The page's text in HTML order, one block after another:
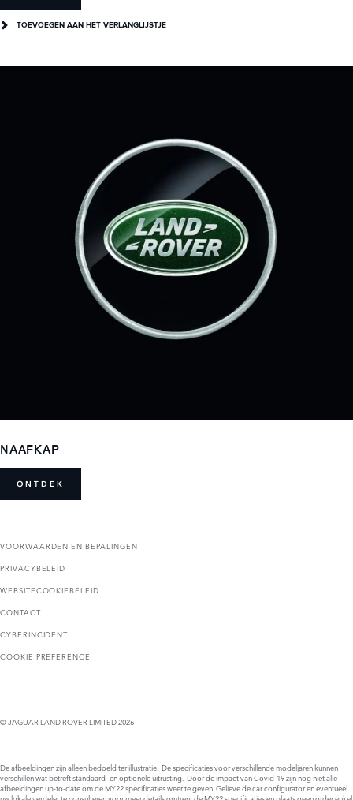
TOEVOEGEN AAN HET VERLANGLIJSTJE
NAAFKAP
ONTDEK
VOORWAARDEN EN BEPALINGEN
PRIVACYBELEID
WEBSITECOOKIEBELEID
CONTACT
CYBERINCIDENT
COOKIE PREFERENCE
© JAGUAR LAND ROVER LIMITED 2026
De afbeeldingen zijn alleen bedoeld ter illustratie. De specificaties voor verschillende modeljaren kunnen
verschillen wat betreft standaard- en optionele uitrusting. Door de impact van Covid-19 zijn nog niet alle
afbeeldingen up-to-date om de MY22 specificaties weer te geven. Gelieve de car configurator en eventueel